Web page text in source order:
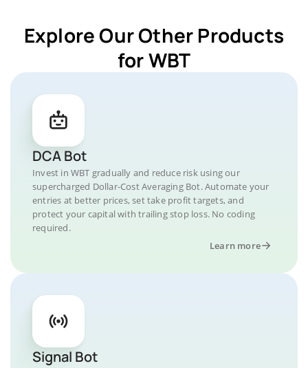
Explore Our Other Products
for WBT
DCA Bot
Invest in WBT gradually and reduce risk using our
supercharged Dollar-Cost Averaging Bot. Automate your
entries at better prices, set take profit targets, and
protect your capital with trailing stop loss. No coding
required.
Learn more
Signal Bot